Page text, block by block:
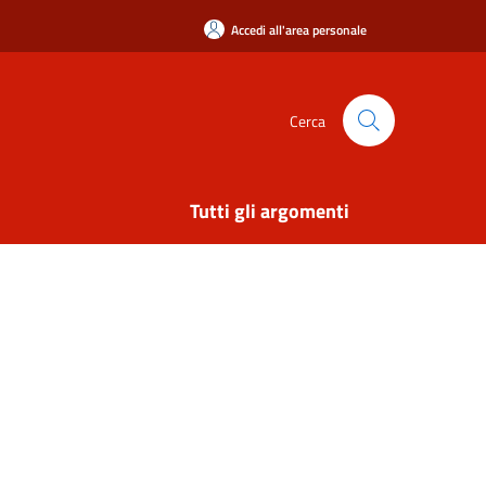
Accedi all'area personale
Cerca
Tutti gli argomenti